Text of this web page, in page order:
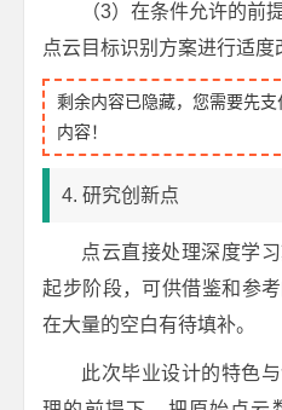
（3）在条件允许的前
点云目标识别方案进行适度
剩余内容已隐藏，您需要先
内容！
4. 研究创新点
点云直接处理深度学
起步阶段，可供借鉴和参
在大量的空白有待填补。
此次毕业设计的特色